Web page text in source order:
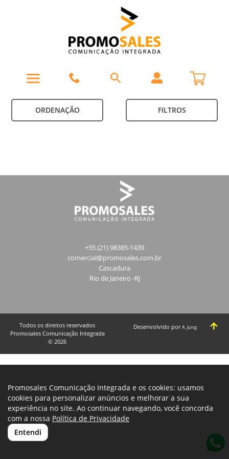
ORDENAÇÃO FILTROS
+55 (21) 98385-1439
comercial@promosales.com.br
Cascadura
Rio de Janeiro -RJ
Todos os direitos reservados
Promosales Comunicação Integrada
© 2026
Desenvolvido porA. Jung
Promosales Comunicação Integrada e os cookies: usamos
cookies para personalizar anúncios e melhorar a sua
experiência no site. Ao continuar navegando, você concorda
com a nossa Política de Privacidade
Entendi